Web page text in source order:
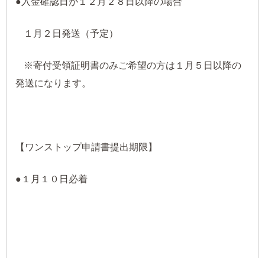
１月２日発送（予定）
※寄付受領証明書のみご希望の方は１月５日以降の
発送になります。
【ワンストップ申請書提出期限】
●１月１０日必着